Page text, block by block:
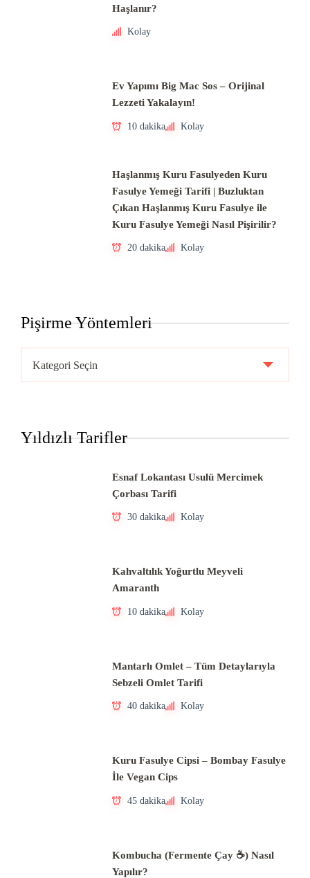
Haşlanır?
Kolay
Ev Yapımı Big Mac Sos – Orijinal
Lezzeti Yakalayın!
10 dakika Kolay
Haşlanmış Kuru Fasulyeden Kuru
Fasulye Yemeği Tarifi | Buzluktan
Çıkan Haşlanmış Kuru Fasulye ile
Kuru Fasulye Yemeği Nasıl Pişirilir?
20 dakika Kolay
Pişirme Yöntemleri
Yöntemleri
Yıldızlı Tarifler
Esnaf Lokantası Usulü Mercimek
Çorbası Tarifi
30 dakika Kolay
Kahvaltılık Yoğurtlu Meyveli
Amaranth
10 dakika Kolay
Mantarlı Omlet – Tüm Detaylarıyla
Sebzeli Omlet Tarifi
40 dakika Kolay
Kuru Fasulye Cipsi – Bombay Fasulye
İle Vegan Cips
45 dakika Kolay
Kombucha (Fermente Çay ☕) Nasıl
Yapılır?